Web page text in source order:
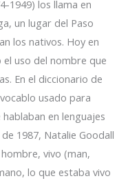
1949) los llama en
un lugar del Paso
los nativos. Hoy en
uso del nombre que
En el diccionario de
usado para
en lenguajes
1987, Natalie Goodall
vivo (man,
lo que estaba vivo